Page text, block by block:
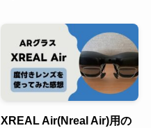
XREAL Air(Nreal Air)用の